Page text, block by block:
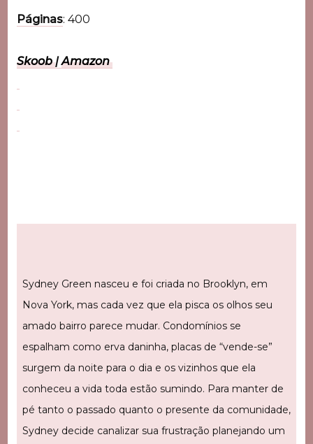
Páginas: 400
Skoob|Amazon
Sydney Green nasceu e foi criada no Brooklyn, em
Nova York, mas cada vez que ela pisca os olhos seu
amado bairro parece mudar. Condomínios se
espalham como erva daninha, placas de “vende-se”
surgem da noite para o dia e os vizinhos que ela
conheceu a vida toda estão sumindo. Para manter de
pé tanto o passado quanto o presente da comunidade,
Sydney decide canalizar sua frustração planejando um